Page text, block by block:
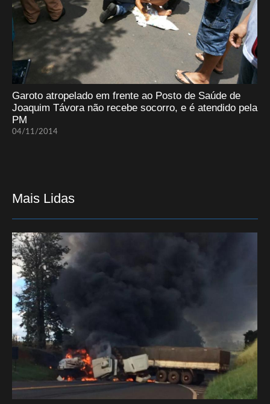
Garoto atropelado em frente ao Posto de Saúde de
Joaquim Távora não recebe socorro, e é atendido pela
PM
04/11/2014
Mais Lidas